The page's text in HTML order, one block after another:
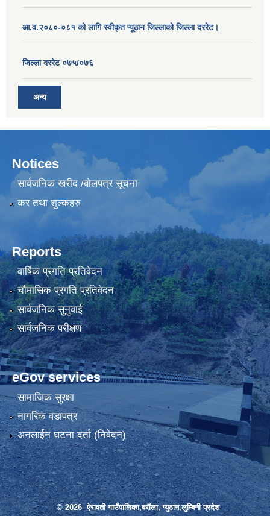
आ.व.२०८०-०८१ को लागि स्वीकृत प्यूठान जिल्लाको जिल्ला दररेट।
जिल्ला दररेट ०७५/०७६
अन्य
Notices
सार्वजनिक खरीद /बोलपत्र सूचना
कर तथा शुल्कहरु
Reports
वार्षिक प्रगति प्रतिवेदन
चौमासिक प्रगति प्रतिवेदन
सार्वजनिक सुनुवाई
सार्वजनिक परीक्षण
eGov services
सामाजिक सुरक्षा
नागरिक वडापत्र
अनलाईन घटना दर्ता (निवेदन)
© 2026 ऐरावती गाउँपालिका,बरौंला, प्युठान,लुम्बिनी प्रदेश